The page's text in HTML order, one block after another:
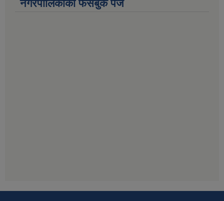
नगरपालिकाको फेसबुक पेज